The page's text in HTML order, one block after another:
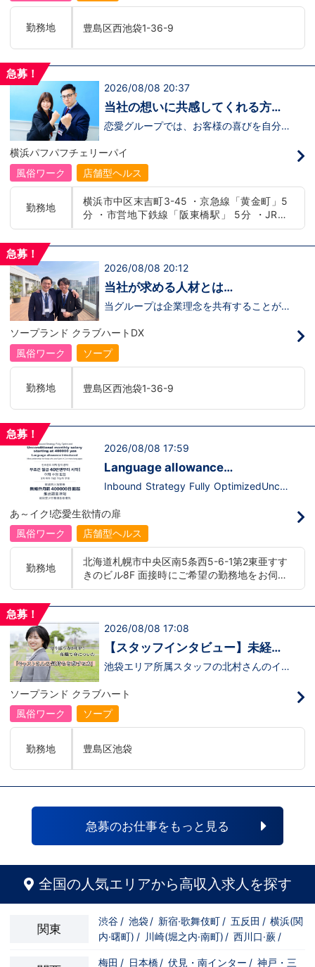
「長く働くことを考えたら、安心できる環
境を選びたかった」 と語ってくれまし
た。佐藤さんのリアルな声は、裏方のお仕
↓ぜひインタビュー動画をご覧ください！
勤務地 豊島区西池袋1-36-9
急募！
2026/08/08 20:37
当社の想いに共感してくれる方、
大募集‼
恋愛グループでは、お客様の喜びを自分自
います！・接客が好き・お客様が笑顔にな
ると自分も嬉しい・お客様だけでなく、働
く仲間もキャストさんも笑顔になると嬉し
い・喜んで(楽しんで)もらう為にはどうし
方が当グループでは活躍の場を広げていま
す。他にも…・失敗しても諦めない！・と
にかくやる気だけは負けない！・環境を変
をあげたい！など。接客業経験がないから
ジョンの為にこうしたい！こうなりたい！
と強い意志を持ってる方にも平等にチャン
スがある職場になっています。その為、未
経験からの応募も大歓迎です。今働いてる
倒的に多いです。「ちょっと求めてる人物
像と自分は違うかも…？」と思う方もいる
と思います。ですが、よく考えてくださ
い。全てが当てはまる人の方が少ないと思
分なんです。まずは応募して、面接時にあ
なたの想いを聞かせてください。その後、
私たちの想いを説明させていただきます。
と思います。ご応募お待ちしておりま
横浜パフパフチェリーパイ
風俗ワーク
店舗型ヘルス
勤務地
横浜市中区末吉町3-45 ・京急線「黄金町」5
分 ・市営地下鉄線「阪東橋駅」 5分 ・JR線
「関内駅」15分
急募！
2026/08/08 20:12
当社が求める人材とは…
当グループは企業理念を共有することがで
神】を持っている方を求めています。さら
に！『ハピネスグループは、店舗数が増え
ます！！』つまり…【店長/幹部】の空き
枠があるってことです。実際に働いてみ
職者になれない(´;ω;｀)なんて経験はあり
ませんか？？当グループは年功序列ではな
く実力主義です。頑張り次第でいくらでも
のある方には必要な席をしっかりご用意で
入社後、最短で8ヶ月で店長になった先輩
もいます。その先輩のあとにアナタも続き
ませんか！？勿論、男性だけではなく女性
も活躍中。ハピネスグループ初の女性店長
イトレジャー業界だからといって一般大手
企業様に引けを取らない体制で取り組んで
いる会社です。そのため、誰もが安心して
入社・勤務のできる環境なのです。それで
ャルサイトをご覧下さい。
【https://happiness-group.biz/】※お手
数ですがコピー＆ペーストしてURLを開い
他社と比較検討中など。そのような時は1
もしれません。アナタからのご連絡お待ち
しております。
ソープランド クラブハートDX
風俗ワーク
ソープ
勤務地 豊島区西池袋1-36-9
急募！
2026/08/08 17:59
Language allowance
introduced/推出語言津貼
Inbound Strategy Fully OptimizedUncon
00 yenLanguage allowance introduced
More preferential for those who are fluen
t in 3 or more languages인바운드 대책 철
저 공략무조건 월급 40만엔부터 시작!어
底的入站策略無條件月薪 400,000 日圓起
推出語言津貼能說至少三種語言者優先
あ～イク!恋愛生欲情の扉
風俗ワーク
店舗型ヘルス
勤務地
北海道札幌市中央区南5条西5-6-1第2東亜すす
きのビル8F 面接時にご希望の勤務地をお伺い
し、配属店舗を決定いたします。 入社後の転
■横浜エリア：神奈川県横浜市中区 ・京急線
黄金町駅、日ノ出町駅 ・市営地下鉄阪東橋
駅、伊勢佐木長者町駅 ・JR横浜線関内駅 ■札
幌エリア：北海道札幌市 地下鉄南北線すすき
の駅
急募！
2026/08/08 17:08
【スタッフインタビュー】未経験
で飛び込んだスタッフが語る職場
池袋エリア所属スタッフの北村さんのイン
るのかな…？」そんな不安を抱えながら好
奇心で裏方に飛び込んだ北村さん。実際に
は、入社初日でそのイメージがガラッと変
わり、「本当に優しい人ばかり」と感じた
不安な表情が笑顔に変わっていく瞬間を見
届けることが、この仕事の大きなやりがい
だと語ってくれました。動画では、入社の
できたポイント、将来の展望までリアルに
ソープランド クラブハート
風俗ワーク
ソープ
勤務地 豊島区池袋
急募のお仕事をもっと見る
全国の人気エリアから高収入求人を探す
関東
渋谷 / 池袋 / 新宿·歌舞伎町 / 五反田 / 横浜(関
内·曙町) / 川崎(堀之内·南町) / 西川口·蕨 /
梅田 / 日本橋 / 伏見・南インター / 神戸・三